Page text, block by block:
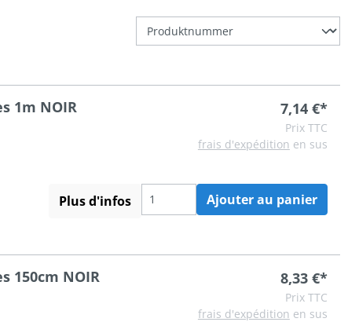
1m NOIR 7,14 €*
Prix TTC
frais d'expédition en sus
Plus d'infos Ajouter au panier
150cm NOIR 8,33 €*
Prix TTC
frais d'expédition en sus